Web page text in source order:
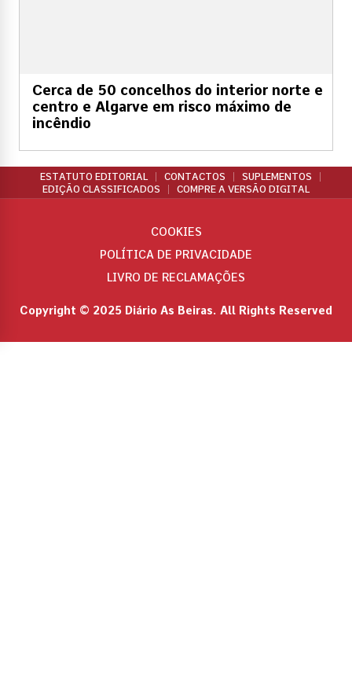
Cerca de 50 concelhos do interior norte e
centro e Algarve em risco máximo de
incêndio
ESTATUTO EDITORIAL CONTACTOS
SUPLEMENTOS
EDIÇÃO CLASSIFICADOS
COMPRE A VERSÃO DIGITAL
Copyright © 2025 Diário As Beiras. All Rights Reserved
COOKIES
POLÍTICA DE PRIVACIDADE
LIVRO DE RECLAMAÇÕES